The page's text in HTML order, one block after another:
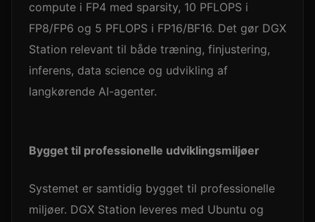
compute i FP4 med sparsity, 10 PFLOPS i
FP8/FP6 og 5 PFLOPS i FP16/BF16. Det gør DGX
Station relevant til både træning, finjustering,
inferens, data science og udvikling af
langkørende AI-agenter.
Bygget til professionelle udviklingsmiljøer
Systemet er samtidig bygget til professionelle
miljøer. DGX Station leveres med Ubuntu og